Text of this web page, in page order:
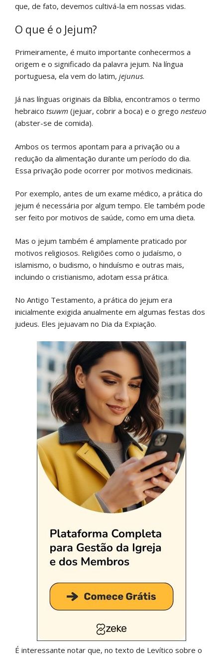
que, de fato, devemos cultivá-la em nossas vidas.
O que é o Jejum?
Primeiramente, é muito importante conhecermos a
origem e o significado da palavra jejum. Na língua
portuguesa, ela vem do latim, jejunus.
Já nas línguas originais da Bíblia, encontramos o termo
hebraico tsuwm (jejuar, cobrir a boca) e o grego nesteuo
(abster-se de comida).
Ambos os termos apontam para a privação ou a
redução da alimentação durante um período do dia.
Essa privação pode ocorrer por motivos medicinais.
Por exemplo, antes de um exame médico, a prática do
jejum é necessária por algum tempo. Ele também pode
ser feito por motivos de saúde, como em uma dieta.
Mas o jejum também é amplamente praticado por
motivos religiosos. Religiões como o judaísmo, o
islamismo, o budismo, o hinduísmo e outras mais,
incluindo o cristianismo, adotam essa prática.
No Antigo Testamento, a prática do jejum era
inicialmente exigida anualmente em algumas festas dos
judeus. Eles jejuavam no Dia da Expiação.
É interessante notar que, no texto de Levítico sobre o